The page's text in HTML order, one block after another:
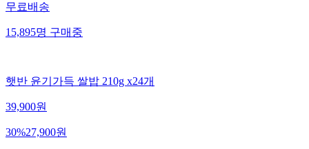
무료배송
15,895명 구매중
햇반 윤기가득 쌀밥 210g x24개
39,900원
30%27,900원